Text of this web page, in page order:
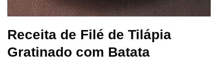
Receita de Filé de Tilápia
Gratinado com Batata